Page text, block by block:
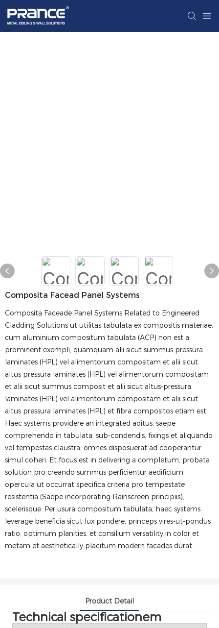
Composita Facead Panel Systems
Composita Faceade Panel Systems Related to Engineered
Cladding Solutions ut utilitas tabulata ex compositis materiae,
cum aluminium compositum tabulata (ACP) non est a
prominent exempli, quamquam alii sicut summus pressura
laminates (HPL) vel alimentorum compositam et alii sicut
altus pressura laminates (HPL) vel alimentorum compositam
et alii sicut summus composit et alii sicut altus-pressura
laminates (HPL) vel alimentorum compositam et alii sicut
altus pressura laminates (HPL) et fibra compositos etiam est.
Haec systems providere an integrated aditus, saepe
comprehendo in tabulata, sub-condendis, fixings et aliquando
vel tempestas claustra, omnes disposuerat ad cooperantur
simul coheri. Et focus est in delivering a completum, probata
solution pro creando summus perficientur aedificium
opercula ut occurrat specifica criteria pro tempestate
resistentia (Saepe incorporating Rainscreen principiis),
scelerisque. Per usura compositum tabulata, haec systems
leverage beneficia sicut lux pondere, princeps vires-ut-pondus
ratio, optimum planities, et consilium versatility in color et
metam et aesthetically placitum modern facades durat.
Product Detail
Technical specificationem